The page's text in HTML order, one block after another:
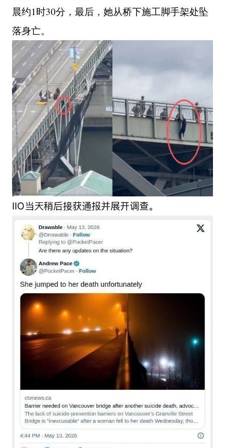
晨约1时30分，最后，她从桥下施工脚手架处坠
落身亡。
IIO当天稍后接获通报并展开调查。